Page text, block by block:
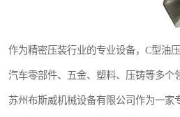
作为精密压装行业的专业设备，C型油
汽车零部件、五金、塑料、压铸等多个
苏州布斯威机械设备有限公司作为一家